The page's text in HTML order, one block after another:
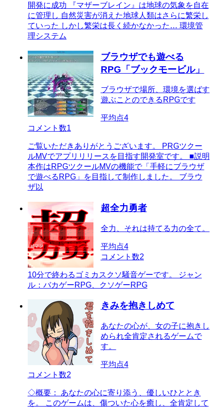
開発に成功 『マザーブレイン』は地球の気象を自在
に管理し 自然災害が消えた地球人類はさらに繁栄し
ていった しかし繁栄は長く続かなかった… 環境管
理システム
ブラウザでも遊べる
RPG「ブックモービル」
ブラウザで場所、環境を選ばす
遊ぶことのできるRPGです
平均点4
コメント数1
ご覧いただきありがとうございます。 PRGツクー
ルMVでアプリリリースを目指す開発室です。 ■説明
本作はRPGツクールMVの機能で「手軽にブラウザ
で遊べるRPG」を目指して制作しました。 ブラウ
ザ以
超全力勇者
全力、それは持てる力の全て。
平均点4
コメント数2
10分で終わるゴミカスクソ騒音ゲーです。 ジャン
ル：バカゲーRPG、クソゲーRPG
きみを抱きしめて
あなたの心が、女の子に抱きし
められ全肯定されるゲームで
す。
平均点4
コメント数2
◇概要： あなたの心に寄り添う、優しいひととき
を。 このゲームは、傷ついた心を癒し、全肯定して